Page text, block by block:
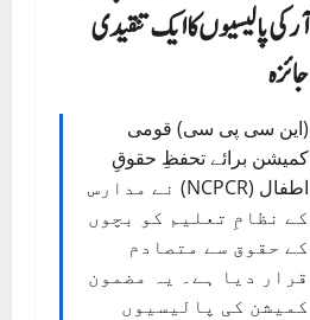
آر کی پالیسیوں کا ایک تنقیدی
جائزہ
(این سی پی سی) قومی
کمیشن برائے تحفظِ حقوقِ
اطفال (NCPCR) نے مدارس
کے نظامِ تعلیم کو بچوں
کے حقوق سے متصادم
قرار دیا ہے۔ یہ مضمون
کمیشن کی پالیسیوں